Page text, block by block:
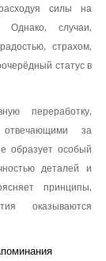
силы на
Однако, случаи,
страхом,
статус в
переработку,
за
образует особый
деталей и
принципы,
оказываются